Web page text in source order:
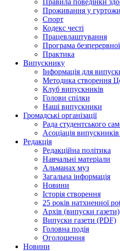
Проживання у
Спорт
Кодекс честі
Працевлаштування
Програма
Практика
Випускнику
Інформація для
Методика створення
Клуб випускників
Голови спілки
Наші випускники
Громадські організації
Рада студентського
Асоціація
Редакція
Редакційна політика
Навчальні матеріали
Альманах муз
Загальна інформація
Новини
Історія створення
25 років натхненної
Архів (випуски газети)
Випуски газети (PDF)
Головна подія
Оголошення
Новини